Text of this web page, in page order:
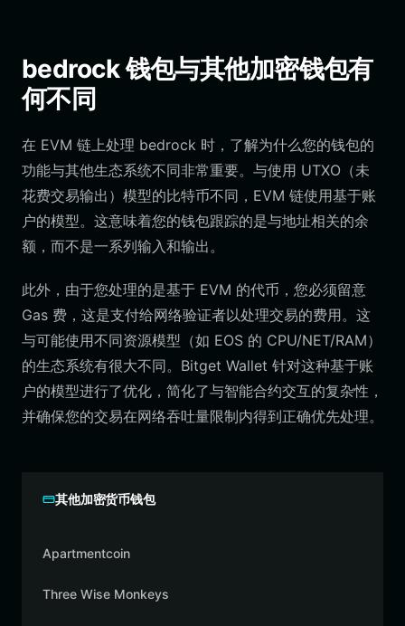
bedrock 钱包与其他加密钱包有
何不同
在 EVM 链上处理 bedrock 时，了解为什么您的钱包的
功能与其他生态系统不同非常重要。与使用 UTXO（未
花费交易输出）模型的比特币不同，EVM 链使用基于账
户的模型。这意味着您的钱包跟踪的是与地址相关的余
额，而不是一系列输入和输出。
此外，由于您处理的是基于 EVM 的代币，您必须留意
Gas 费，这是支付给网络验证者以处理交易的费用。这
与可能使用不同资源模型（如 EOS 的 CPU/NET/RAM）
的生态系统有很大不同。Bitget Wallet 针对这种基于账
户的模型进行了优化，简化了与智能合约交互的复杂性，
并确保您的交易在网络吞吐量限制内得到正确优先处理。
其他加密货币钱包
Apartmentcoin
Three Wise Monkeys